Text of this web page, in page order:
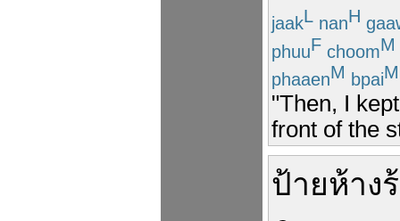
jaakL nanH
phuuF choomM
phaaenM bpaiM
"Then, I
front of the
ป้ายห้าง